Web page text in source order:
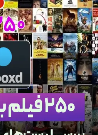
۲۵۰ فیلم برتر تاریخ سینما | لیست IMDb در برابر لیست Letterboxed
نظرت رو